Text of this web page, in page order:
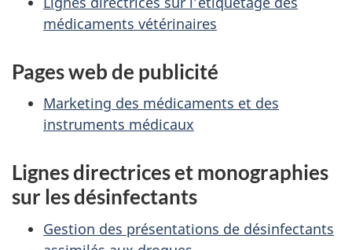
médicaments vétérinaires
Pages web de publicité
Marketing des médicaments et des
instruments médicaux
Lignes directrices et monographies
sur les désinfectants
Gestion des présentations de désinfectants